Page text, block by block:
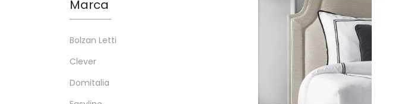
Marca
Bolzan Letti
Clever
Domitalia